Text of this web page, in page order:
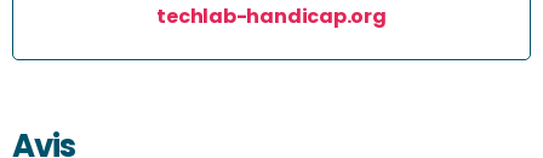
techlab-handicap.org
Avis